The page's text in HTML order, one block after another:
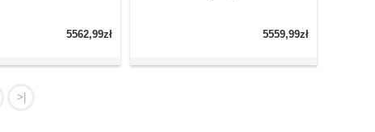
5562,99zł 5559,99zł
>|